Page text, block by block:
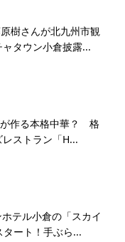
樹さんが北九州市観
タウン小倉披露...
が作る本格中華？ 格
ストラン「H...
テル小倉の「スカイ
ート！手ぶら...